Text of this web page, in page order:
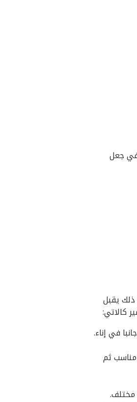
في جعل
ذلك يقبل
كالاتي:
في إناء.
ثم
مختلف.